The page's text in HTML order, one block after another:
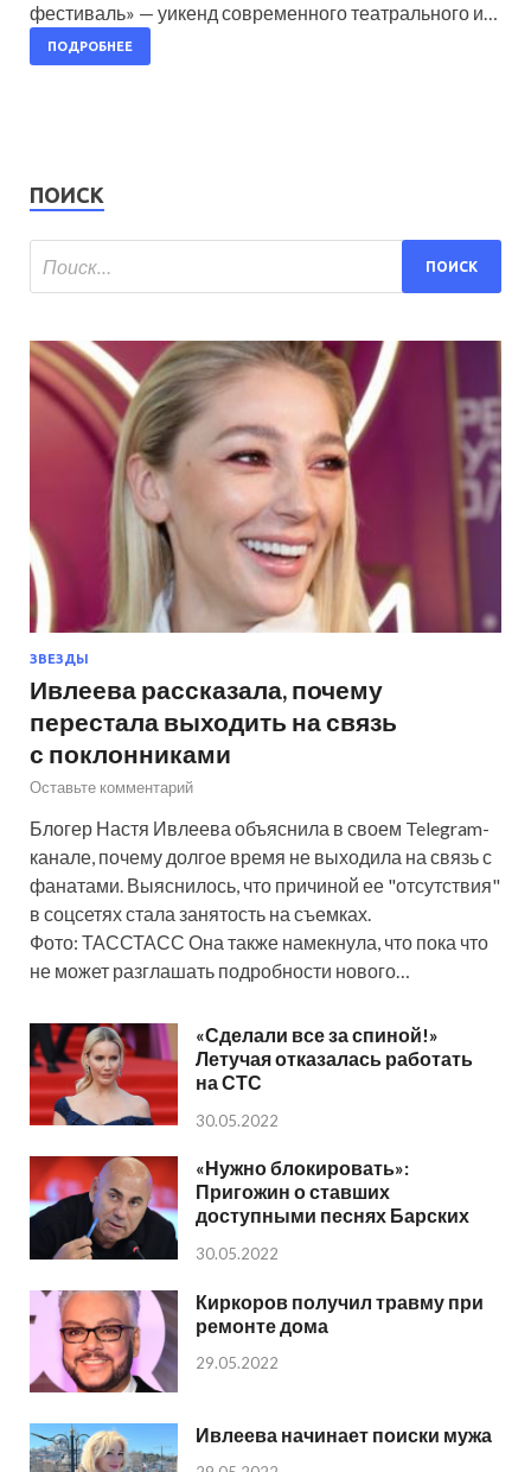
фестиваль» — уикенд современного театрального и…
ПОДРОБНЕЕ
ПОИСК
ЗВЕЗДЫ
Ивлеева рассказала, почему
перестала выходить на связь
с поклонниками
Оставьте комментарий
Блогер Настя Ивлеева объяснила в своем Telegram-
канале, почему долгое время не выходила на связь с
фанатами. Выяснилось, что причиной ее "отсутствия"
в соцсетях стала занятость на съемках.
Фото: ТАССТАСС Она также намекнула, что пока что
не может разглашать подробности нового…
«Сделали все за спиной!»
Летучая отказалась работать
на СТС
30.05.2022
«Нужно блокировать»:
Пригожин о ставших
доступными песнях Барских
30.05.2022
Киркоров получил травму при
ремонте дома
29.05.2022
Ивлеева начинает поиски мужа